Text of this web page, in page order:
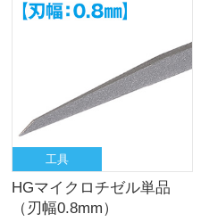
工具
HGマイクロチゼル単品
（刃幅0.8mm）